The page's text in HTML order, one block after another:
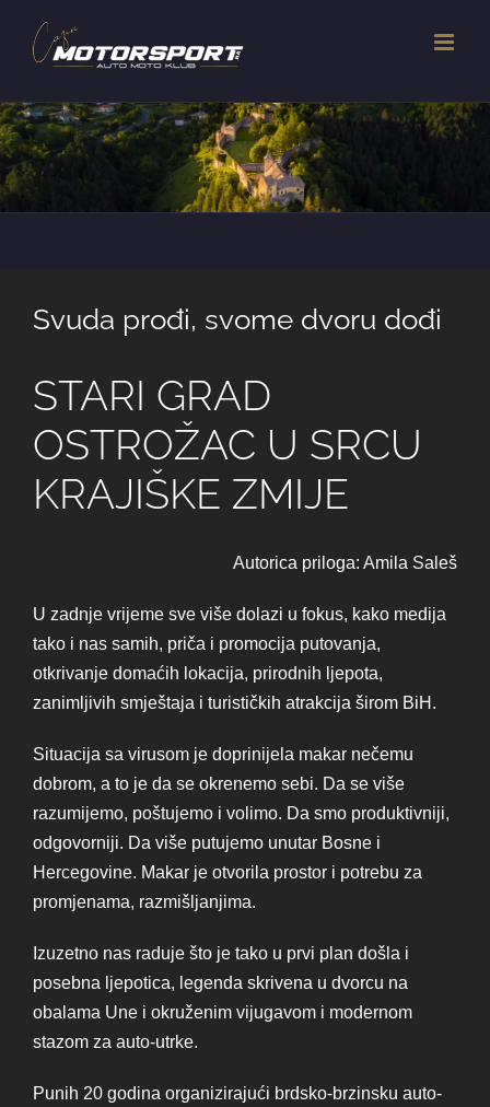
content
Svuda prođi, svome dvoru dođi
STARI GRAD
OSTROŽAC U SRCU
KRAJIŠKE ZMIJE
Autorica priloga: Amila Saleš
U zadnje vrijeme sve više dolazi u fokus, kako medija
tako i nas samih, priča i promocija putovanja,
otkrivanje domaćih lokacija, prirodnih ljepota,
zanimljivih smještaja i turističkih atrakcija širom BiH.
Situacija sa virusom je doprinijela makar nečemu
dobrom, a to je da se okrenemo sebi. Da se više
razumijemo, poštujemo i volimo. Da smo produktivniji,
odgovorniji. Da više putujemo unutar Bosne i
Hercegovine. Makar je otvorila prostor i potrebu za
promjenama, razmišljanjima.
Izuzetno nas raduje što je tako u prvi plan došla i
posebna ljepotica, legenda skrivena u dvorcu na
obalama Une i okruženim vijugavom i modernom
stazom za auto-utrke.
Punih 20 godina organizirajući brdsko-brzinsku auto-